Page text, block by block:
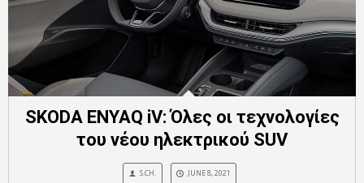
SKODA ENYAQ iV: Όλες οι τεχνολογίες
του νέου ηλεκτρικού SUV
S.CH. JUNE 8, 2021